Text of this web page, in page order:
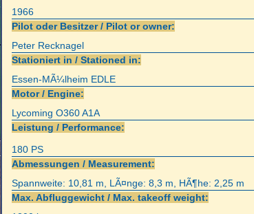
1966
Pilot oder Besitzer / Pilot or owner:
Peter Recknagel
Stationiert in / Stationed in:
Essen-MÃ¼lheim EDLE
Motor / Engine:
Lycoming O360 A1A
Leistung / Performance:
180 PS
Abmessungen / Measurement:
Spannweite: 10,81 m, LÃ¤nge: 8,3 m, HÃ¶he: 2,25 m
Max. Abfluggewicht / Max. takeoff weight: